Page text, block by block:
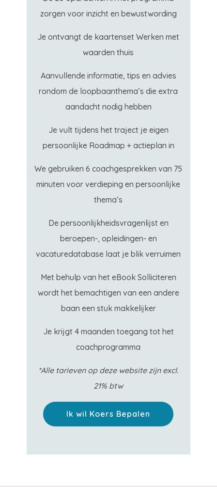
zorgen voor inzicht en bewustwording
Je ontvangt de kaartenset Werken met
waarden thuis
Aanvullende informatie, tips en advies
rondom de loopbaanthema’s die extra
aandacht nodig hebben
Je vult tijdens het traject je eigen
persoonlijke Roadmap + actieplan in
We gebruiken 6 coachgesprekken van 75
minuten voor verdieping en persoonlijke
thema’s
De persoonlijkheidsvragenlijst en
beroepen-, opleidingen- en
vacaturedatabase laat je blik verruimen
Met behulp van het eBook Solliciteren
wordt het bemachtigen van een andere
baan een stuk makkelijker
Je krijgt 4 maanden toegang tot het
coachprogramma
*Alle tarieven op deze website zijn excl.
21% btw
Ik wil Koers Bepalen